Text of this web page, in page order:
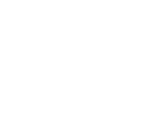
By continuing to browse this
you can access our